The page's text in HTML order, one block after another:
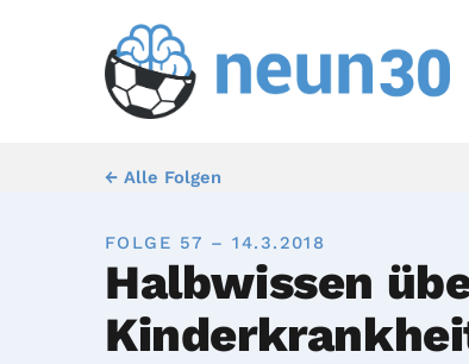
← Alle Folgen
FOLGE 57 – 14.3.2018
Halbwissen